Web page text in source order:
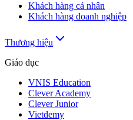
Khách hàng cá nhân
Khách hàng doanh nghiệp
Thương hiệu
Giáo dục
VNIS Education
Clever Academy
Clever Junior
Vietdemy